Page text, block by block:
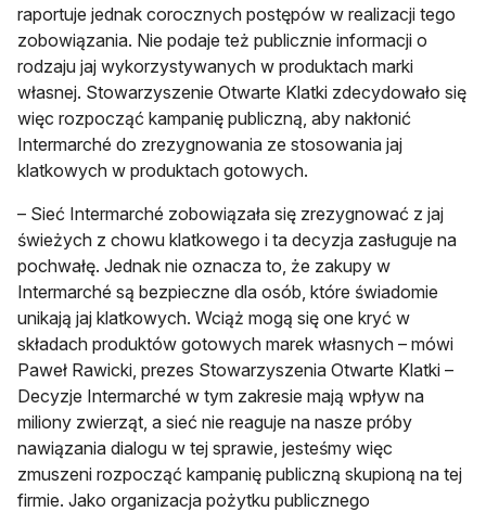
raportuje jednak corocznych postępów w realizacji tego
zobowiązania. Nie podaje też publicznie informacji o
rodzaju jaj wykorzystywanych w produktach marki
własnej. Stowarzyszenie Otwarte Klatki zdecydowało się
więc rozpocząć kampanię publiczną, aby nakłonić
Intermarché do zrezygnowania ze stosowania jaj
klatkowych w produktach gotowych.
– Sieć Intermarché zobowiązała się zrezygnować z jaj
świeżych z chowu klatkowego i ta decyzja zasługuje na
pochwałę. Jednak nie oznacza to, że zakupy w
Intermarché są bezpieczne dla osób, które świadomie
unikają jaj klatkowych. Wciąż mogą się one kryć w
składach produktów gotowych marek własnych – mówi
Paweł Rawicki, prezes Stowarzyszenia Otwarte Klatki –
Decyzje Intermarché w tym zakresie mają wpływ na
miliony zwierząt, a sieć nie reaguje na nasze próby
nawiązania dialogu w tej sprawie, jesteśmy więc
zmuszeni rozpocząć kampanię publiczną skupioną na tej
firmie. Jako organizacja pożytku publicznego